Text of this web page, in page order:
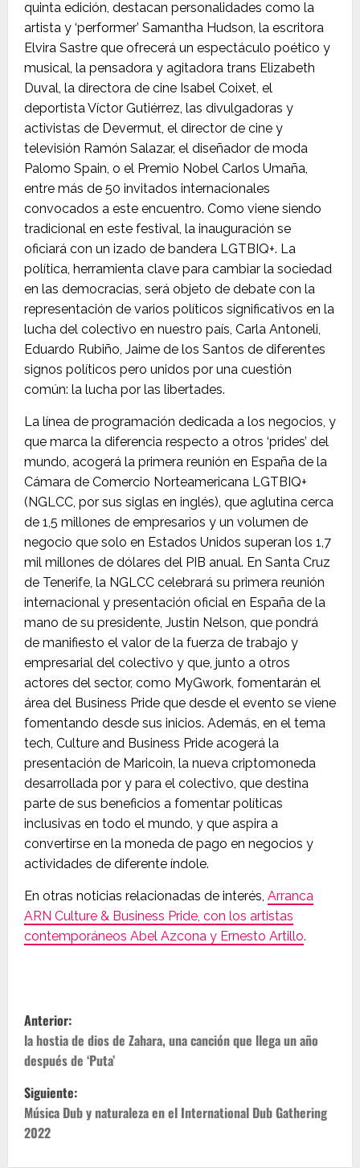
quinta edición, destacan personalidades como la
artista y ‘performer’ Samantha Hudson, la escritora
Elvira Sastre que ofrecerá un espectáculo poético y
musical, la pensadora y agitadora trans Elizabeth
Duval, la directora de cine Isabel Coixet, el
deportista Víctor Gutiérrez, las divulgadoras y
activistas de Devermut, el director de cine y
televisión Ramón Salazar, el diseñador de moda
Palomo Spain, o el Premio Nobel Carlos Umaña,
entre más de 50 invitados internacionales
convocados a este encuentro. Como viene siendo
tradicional en este festival, la inauguración se
oficiará con un izado de bandera LGTBIQ+. La
política, herramienta clave para cambiar la sociedad
en las democracias, será objeto de debate con la
representación de varios políticos significativos en la
lucha del colectivo en nuestro país, Carla Antoneli,
Eduardo Rubiño, Jaime de los Santos de diferentes
signos políticos pero unidos por una cuestión
común: la lucha por las libertades.
La línea de programación dedicada a los negocios, y
que marca la diferencia respecto a otros ‘prides’ del
mundo, acogerá la primera reunión en España de la
Cámara de Comercio Norteamericana LGTBIQ+
(NGLCC, por sus siglas en inglés), que aglutina cerca
de 1,5 millones de empresarios y un volumen de
negocio que solo en Estados Unidos superan los 1,7
mil millones de dólares del PIB anual. En Santa Cruz
de Tenerife, la NGLCC celebrará su primera reunión
internacional y presentación oficial en España de la
mano de su presidente, Justin Nelson, que pondrá
de manifiesto el valor de la fuerza de trabajo y
empresarial del colectivo y que, junto a otros
actores del sector, como MyGwork, fomentarán el
área del Business Pride que desde el evento se viene
fomentando desde sus inicios. Además, en el tema
tech, Culture and Business Pride acogerá la
presentación de Maricoin, la nueva criptomoneda
desarrollada por y para el colectivo, que destina
parte de sus beneficios a fomentar políticas
inclusivas en todo el mundo, y que aspira a
convertirse en la moneda de pago en negocios y
actividades de diferente índole.
En otras noticias relacionadas de interés, Arranca
ARN Culture & Business Pride, con los artistas
contemporáneos Abel Azcona y Ernesto Artillo.
N
a
v
e
g
Anterior:
la hostia de dios de Zahara, una canción que llega un año
después de ‘Puta’
Siguiente:
Música Dub y naturaleza en el International Dub Gathering
2022